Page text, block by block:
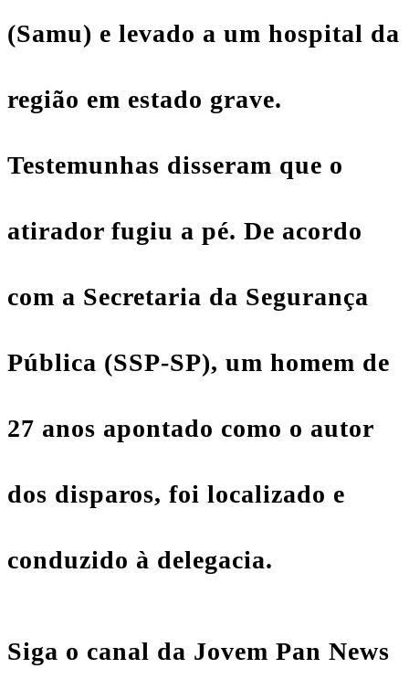
(Samu) e levado a um hospital da
região em estado grave.
Testemunhas disseram que o
atirador fugiu a pé. De acordo
com a Secretaria da Segurança
Pública (SSP-SP), um homem de
27 anos apontado como o autor
dos disparos, foi localizado e
conduzido à delegacia.
Siga o canal da Jovem Pan News